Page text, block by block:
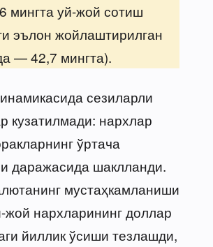
мингта уй-жой сотиш
эълон жойлаштирилган
— 42,7 мингта).
сезиларли
кузатилмади: нархлар
ўртача
даражасида шаклланди.
мустаҳкамланиши
нархларининг доллар
йиллик ўсиши тезлашди,